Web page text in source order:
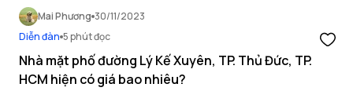
thông qua bài viết sau đây.
Mai Phương 30/11/2023
Diễn đàn 5 phút đọc
Nhà mặt phố đường Lý Kế Xuyên, TP. Thủ Đức, TP.
HCM hiện có giá bao nhiêu?